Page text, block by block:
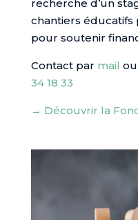
recherche d’un
chantiers éducatifs
pour soutenir
Contact par mail
34 18 33
→ Découvrir la